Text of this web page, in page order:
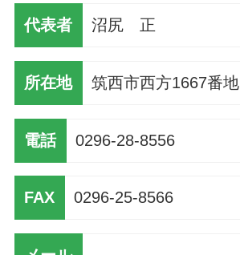
代表者 沼尻 正
所在地 筑西市西方1667番地
電話 0296-28-8556
FAX 0296-25-8566